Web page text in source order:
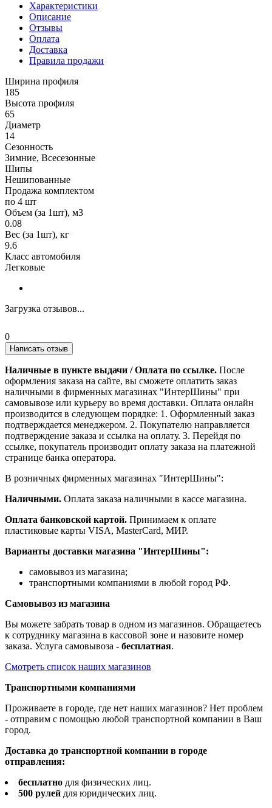
Характеристики
Описание
Отзывы
Оплата
Доставка
Правила продажи
Ширина профиля
185
Высота профиля
65
Диаметр
14
Сезонность
Зимние, Всесезонные
Шипы
Нешипованные
Продажа комплектом
по 4 шт
Объем (за 1шт), м3
0.08
Вес (за 1шт), кг
9.6
Класс автомобиля
Легковые
Загрузка отзывов...
0
Написать отзыв
Наличные в пункте выдачи / Оплата по ссылке. После
оформления заказа на сайте, вы сможете оплатить заказ
наличными в фирменных магазинах "ИнтерШины" при
самовывозе или курьеру во время доставки. Оплата онлайн
производится в следующем порядке: 1. Оформленный заказ
подтверждается менеджером. 2. Покупателю направляется
подтверждение заказа и ссылка на оплату. 3. Перейдя по
ссылке, покупатель производит оплату заказа на платежной
странице банка оператора.
В розничных фирменных магазинах "ИнтерШины":
Наличными. Оплата заказа наличными в кассе магазина.
Оплата банковской картой. Принимаем к оплате
пластиковые карты VISA, MasterCard, МИР.
Варианты доставки магазина "ИнтерШины":
самовывоз из магазина;
транспортными компаниями в любой город РФ.
Самовывоз из магазина
Вы можете забрать товар в одном из магазинов. Обращаетесь
к сотруднику магазина в кассовой зоне и назовите номер
заказа. Услуга самовывоза - бесплатная.
Смотреть список наших магазинов
Транспортными компаниями
Проживаете в городе, где нет наших магазинов? Нет проблем
- отправим с помощью любой транспортной компании в Ваш
город.
Доставка до транспортной компании в городе
отправления:
бесплатно для физических лиц.
500 рулей для юридических лиц.